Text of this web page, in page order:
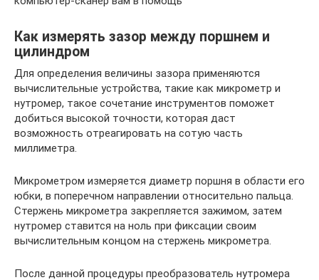
Как измерять зазор между поршнем и
цилиндром
Для определения величины зазора применяются
вычислительные устройства, такие как микрометр и
нутромер, такое сочетание инструментов поможет
добиться высокой точности, которая даст
возможность отреагировать на сотую часть
миллиметра.
Микрометром измеряется диаметр поршня в области его
юбки, в поперечном направлении относительно пальца.
Стержень микрометра закрепляется зажимом, затем
нутромер ставится на ноль при фиксации своим
вычислительным концом на стержень микрометра.
После данной процедуры преобразователь нутромера